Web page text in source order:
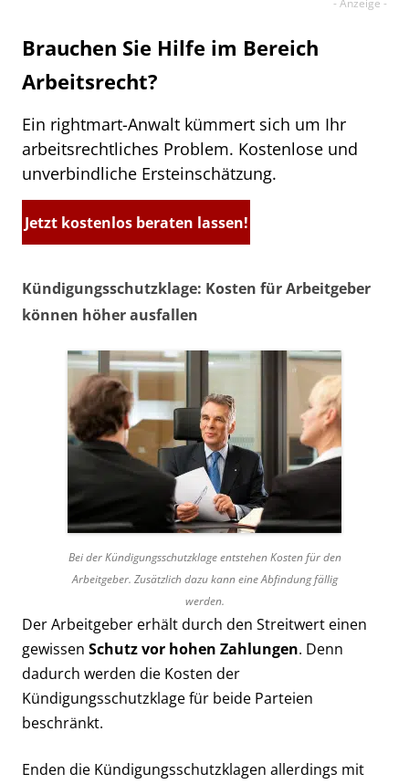
Brauchen Sie Hilfe im Bereich
Arbeitsrecht?
Ein rightmart-Anwalt kümmert sich um Ihr
arbeitsrechtliches Problem. Kostenlose und
unverbindliche Ersteinschätzung.
Jetzt kostenlos beraten lassen!
Kündigungsschutzklage: Kosten für Arbeitgeber
können höher ausfallen
Bei der Kündigungsschutzklage entstehen Kosten für den
Arbeitgeber. Zusätzlich dazu kann eine Abfindung fällig
werden.
Der Arbeitgeber erhält durch den Streitwert einen
gewissen Schutz vor hohen Zahlungen. Denn
dadurch werden die Kosten der
Kündigungsschutzklage für beide Parteien
beschränkt.
Enden die Kündigungsschutzklagen allerdings mit